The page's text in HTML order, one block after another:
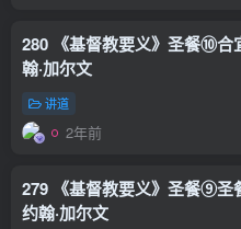
280 《基督教要义》圣餐⑩
翰·加尔文
讲道
2年前
279 《基督教要义》圣餐⑨
约翰·加尔文